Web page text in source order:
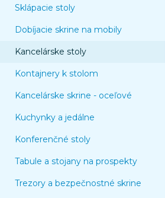
Sklápacie stoly
Dobíjacie skrine na mobily
Kancelárske stoly
Kontajnery k stolom
Kancelárske skrine - oceľové
Kuchynky a jedálne
Konferenčné stoly
Tabule a stojany na prospekty
Trezory a bezpečnostné skrine